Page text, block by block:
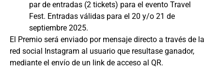
par de entradas (2 tickets) para el evento Travel
Fest. Entradas válidas para el 20 y/o 21 de
septiembre 2025.
El Premio será enviado por mensaje directo a través de la
red social Instagram al usuario que resultase ganador,
mediante el envío de un link de acceso al QR.